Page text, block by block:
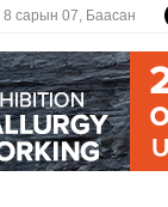
сарын 07, Баасан